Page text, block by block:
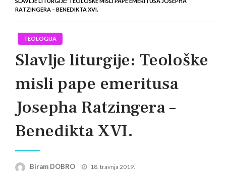
RATZINGERA – BENEDIKTA XVI.
TEOLOGIJA
Slavlje liturgije: Teološke
misli pape emeritusa
Josepha Ratzingera –
Benedikta XVI.
Biram DOBRO
Posted
18. travnja 2019.